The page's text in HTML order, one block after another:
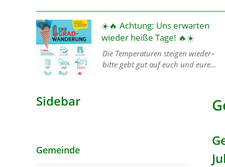
☀️🔥 Achtung: Uns erwarten
wieder heiße Tage! 🔥☀️
Die Temperaturen steigen wieder–
bitte gebt gut auf euch und eure
Damit ihr gut und gesund durch die
Sidebar
Gemeinde